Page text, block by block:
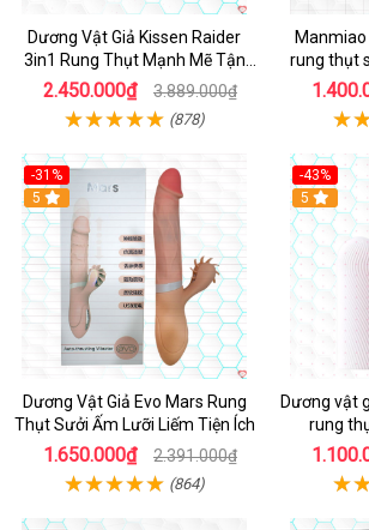
Dương Vật Giả Kissen Raider
3in1 Rung Thụt Mạnh Mẽ Tận
Hưởng
2.450.000₫ 3.889.000₫
(878)
rung thụt
-31%
5
Dương Vật Giả Evo Mars Rung
Thụt Sưởi Ấm Lưỡi Liếm Tiện Ích
1.650.000₫ 2.391.000₫
(864)
-43%
Hot
5
Dương vật
rung